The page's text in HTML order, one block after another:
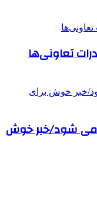
تعیین می شود/خبر خوش